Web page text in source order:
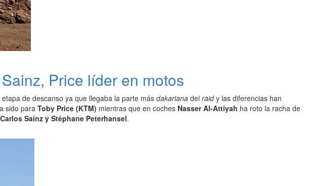
Price líder en motos
de descanso ya que llegaba la parte másdakariana del raidy las diferencias han
sido paraToby Price (KTM) mientras que en coches Nasser Al-Attiyah ha roto la racha de
Carlos Sainz y Stéphane Peterhansel.